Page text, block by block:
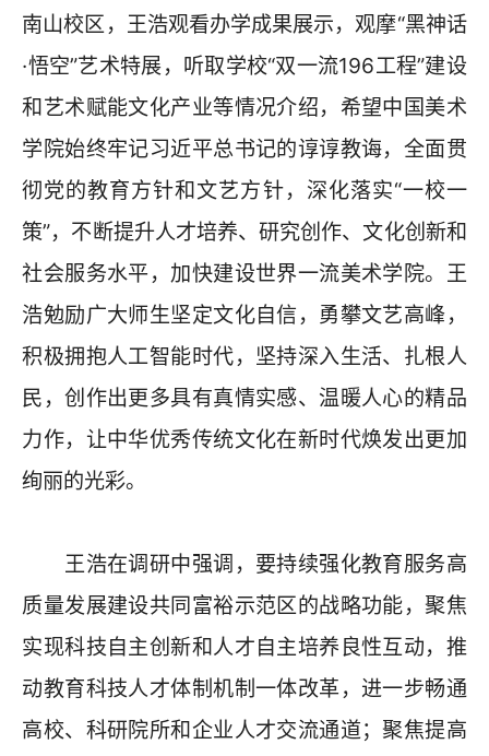
南山校区，王浩观看办学成果展示，观摩“黑神话
·悟空”艺术特展，听取学校“双一流196工程”建设
和艺术赋能文化产业等情况介绍，希望中国美术
学院始终牢记习近平总书记的谆谆教诲，全面贯
彻党的教育方针和文艺方针，深化落实“一校一
策”，不断提升人才培养、研究创作、文化创新和
社会服务水平，加快建设世界一流美术学院。王
浩勉励广大师生坚定文化自信，勇攀文艺高峰，
积极拥抱人工智能时代，坚持深入生活、扎根人
民，创作出更多具有真情实感、温暖人心的精品
力作，让中华优秀传统文化在新时代焕发出更加
绚丽的光彩。
王浩在调研中强调，要持续强化教育服务高
质量发展建设共同富裕示范区的战略功能，聚焦
实现科技自主创新和人才自主培养良性互动，推
动教育科技人才体制机制一体改革，进一步畅通
高校、科研院所和企业人才交流通道；聚焦提高